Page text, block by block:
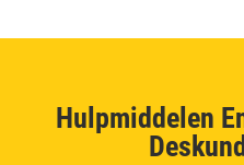
Hulpmiddelen